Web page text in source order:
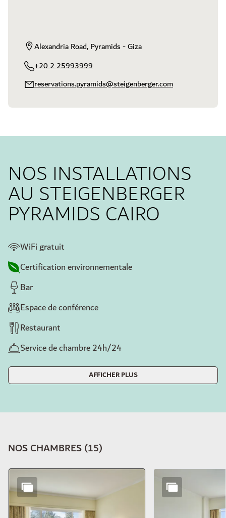
Alexandria Road, Pyramids - Giza
+20 2 25993999
reservations.pyramids@steigenberger.com
NOS INSTALLATIONS
AU STEIGENBERGER
PYRAMIDS CAIRO
WiFi gratuit
Certification environnementale
Bar
Espace de conférence
Restaurant
Service de chambre 24h/24
AFFICHER PLUS
NOS CHAMBRES(15)
Diapositive 1 de 15